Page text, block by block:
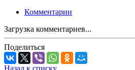
Комментарии
Загрузка комментариев...
Поделиться